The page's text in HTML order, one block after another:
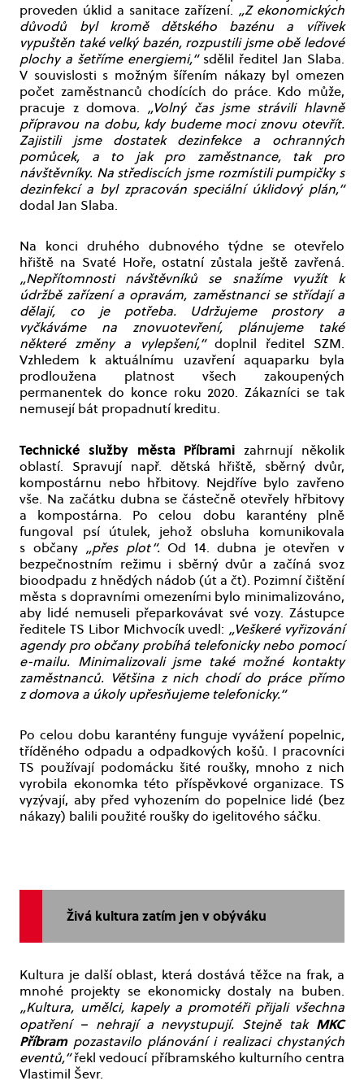
proveden úklid a sanitace zařízení. „Z ekonomických
důvodů byl kromě dětského bazénu a vířivek
vypuštěn také velký bazén, rozpustili jsme obě ledové
plochy a šetříme energiemi,“sdělil ředitel Jan Slaba.
V souvislosti s možným šířením nákazy byl omezen
počet zaměstnanců chodících do práce. Kdo může,
pracuje z domova. „Volný čas jsme strávili hlavně
přípravou na dobu, kdy budeme moci znovu otevřít.
Zajistili jsme dostatek dezinfekce a ochranných
pomůcek, a to jak pro zaměstnance, tak pro
návštěvníky. Na střediscích jsme rozmístili pumpičky s
dezinfekcí a byl zpracován speciální úklidový plán,“
dodal Jan Slaba.
Na konci druhého dubnového týdne se otevřelo
hřiště na Svaté Hoře, ostatní zůstala ještě zavřená.
„Nepřítomnosti návštěvníků se snažíme využít k
údržbě zařízení a opravám, zaměstnanci se střídají a
dělají, co je potřeba. Udržujeme prostory a
vyčkáváme na znovuotevření, plánujeme také
některé změny a vylepšení,“doplnil ředitel SZM.
Vzhledem k aktuálnímu uzavření aquaparku byla
prodloužena platnost všech zakoupených
permanentek do konce roku 2020. Zákazníci se tak
nemusejí bát propadnutí kreditu.
Technické služby města Příbrami zahrnují několik
oblastí. Spravují např. dětská hřiště, sběrný dvůr,
kompostárnu nebo hřbitovy. Nejdříve bylo zavřeno
vše. Na začátku dubna se částečně otevřely hřbitovy
a kompostárna. Po celou dobu karantény plně
fungoval psí útulek, jehož obsluha komunikovala
s občany „přes plot“.Od 14. dubna je otevřen v
bezpečnostním režimu i sběrný dvůr a začíná svoz
bioodpadu z hnědých nádob (út a čt). Pozimní čištění
města s dopravními omezeními bylo minimalizováno,
aby lidé nemuseli přeparkovávat své vozy. Zástupce
ředitele TS Libor Michvocík uvedl: „Veškeré vyřizování
agendy pro občany probíhá telefonicky nebo pomocí
e-mailu. Minimalizovali jsme také možné kontakty
zaměstnanců. Většina z nich chodí do práce přímo
z domova a úkoly upřesňujeme telefonicky.“
Po celou dobu karantény funguje vyvážení popelnic,
tříděného odpadu a odpadkových košů. I pracovníci
TS používají podomácku šité roušky, mnoho z nich
vyrobila ekonomka této příspěvkové organizace. TS
vyzývají, aby před vyhozením do popelnice lidé (bez
nákazy) balili použité roušky do igelitového sáčku.
Živá kultura zatím jen v obýváku
Kultura je další oblast, která dostává těžce na frak, a
mnohé projekty se ekonomicky dostaly na buben.
„Kultura, umělci, kapely a promotéři přijali všechna
opatření – nehrají a nevystupují. Stejně tak MKC
Příbrampozastavilo plánování i realizaci chystaných
eventů,“řekl vedoucí příbramského kulturního centra
Vlastimil Ševr.